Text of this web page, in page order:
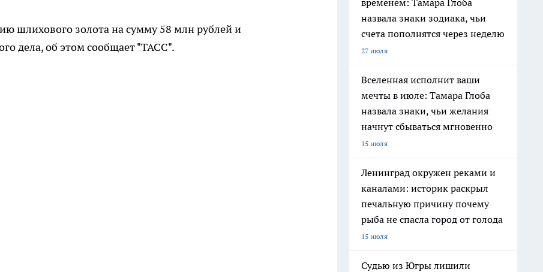
шлихового золота на сумму 58 млн рублей и
дела, об этом сообщает "ТАСС".
временем: Тамара Глоба
назвала знаки зодиака, чьи
счета пополнятся через неделю
27 июля
Вселенная исполнит ваши
мечты в июле: Тамара Глоба
назвала знаки, чьи желания
начнут сбываться мгновенно
15 июля
Ленинград окружен реками и
каналами: историк раскрыл
печальную причину почему
рыба не спасла город от голода
15 июля
Судью из Югры лишили